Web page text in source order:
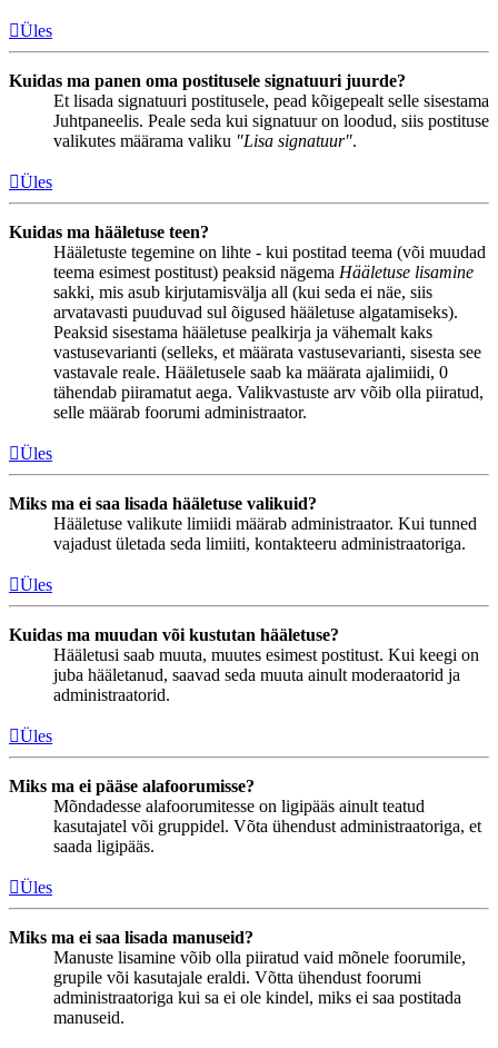
Üles
Kuidas ma panen oma postitusele signatuuri juurde?
Et lisada signatuuri postitusele, pead kõigepealt selle sisestama
Juhtpaneelis. Peale seda kui signatuur on loodud, siis postituse
valikutes määrama valiku "Lisa signatuur".
Üles
Kuidas ma hääletuse teen?
Hääletuste tegemine on lihte - kui postitad teema (või muudad
teema esimest postitust) peaksid nägema Hääletuse lisamine
sakki, mis asub kirjutamisvälja all (kui seda ei näe, siis
arvatavasti puuduvad sul õigused hääletuse algatamiseks).
Peaksid sisestama hääletuse pealkirja ja vähemalt kaks
vastusevarianti (selleks, et määrata vastusevarianti, sisesta see
vastavale reale. Hääletusele saab ka määrata ajalimiidi, 0
tähendab piiramatut aega. Valikvastuste arv võib olla piiratud,
selle määrab foorumi administraator.
Üles
Miks ma ei saa lisada hääletuse valikuid?
Hääletuse valikute limiidi määrab administraator. Kui tunned
vajadust ületada seda limiiti, kontakteeru administraatoriga.
Üles
Kuidas ma muudan või kustutan hääletuse?
Hääletusi saab muuta, muutes esimest postitust. Kui keegi on
juba hääletanud, saavad seda muuta ainult moderaatorid ja
administraatorid.
Üles
Miks ma ei pääse alafoorumisse?
Mõndadesse alafoorumitesse on ligipääs ainult teatud
kasutajatel või gruppidel. Võta ühendust administraatoriga, et
saada ligipääs.
Üles
Miks ma ei saa lisada manuseid?
Manuste lisamine võib olla piiratud vaid mõnele foorumile,
grupile või kasutajale eraldi. Võtta ühendust foorumi
administraatoriga kui sa ei ole kindel, miks ei saa postitada
manuseid.